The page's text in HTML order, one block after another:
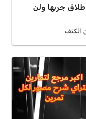
جربها ولن
الكتف